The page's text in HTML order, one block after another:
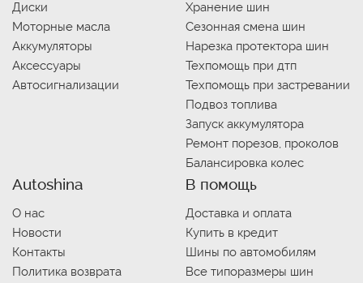
Диски
Моторные масла
Аккумуляторы
Аксессуары
Автосигнализации
Хранение шин
Сезонная смена шин
Нарезка протектора шин
Техпомощь при дтп
Техпомощь при застревании
Подвоз топлива
Запуск аккумулятора
Ремонт порезов, проколов
Балансировка колес
Autoshina
О нас
Новости
Контакты
Политика возврата
В помощь
Доставка и оплата
Купить в кредит
Шины по автомобилям
Все типоразмеры шин